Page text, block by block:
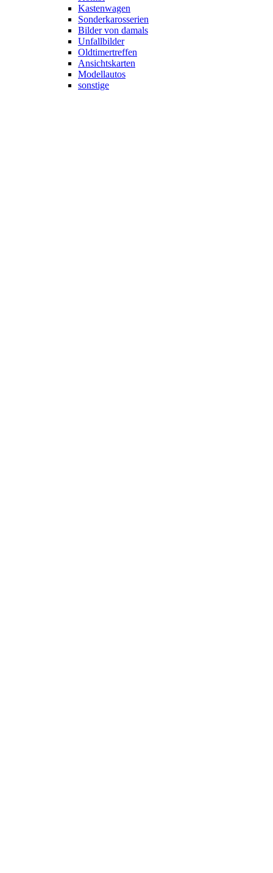
Kastenwagen
Sonderkarosserien
Bilder von damals
Unfallbilder
Oldtimertreffen
Ansichtskarten
Modellautos
sonstige